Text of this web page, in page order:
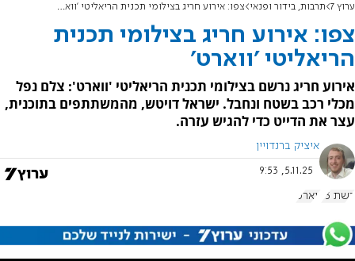
ערוץ 7 תרבות, בידור ופנאי צפו: אירוע חריג בצילומי תכנית הריאליטי 'ווארט'
צפו: אירוע חריג בצילומי תכנית
הריאליטי 'ווארט'
אירוע חריג נרשם בצילומי תכנית הריאליטי 'ווארט': צלם נפל
מכלי רכב בשטח ונחבל. ישראל דויטש, מהמשתתפים בתוכנית,
עצר את הדייט כדי להגיש עזרה.
איציק ברנדויין
5.11.25, 9:53
רשת 13 ווארט